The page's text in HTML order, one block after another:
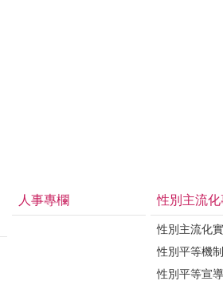
人事專欄 性別主流化
性別主流化
性別平等機制
性別平等宣